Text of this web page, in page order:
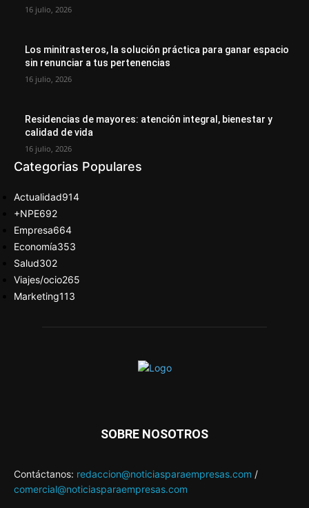
16 julio, 2026
Los minitrasteros, la solución práctica para ganar espacio
sin renunciar a tus pertenencias
16 julio, 2026
Residencias de mayores: atención integral, bienestar y
calidad de vida
16 julio, 2026
Categorias Populares
Actualidad914
+NPE692
Empresa664
Economía353
Salud302
Viajes/ocio265
Marketing113
SOBRE NOSOTROS
Contáctanos: redaccion@noticiasparaempresas.com /
comercial@noticiasparaempresas.com